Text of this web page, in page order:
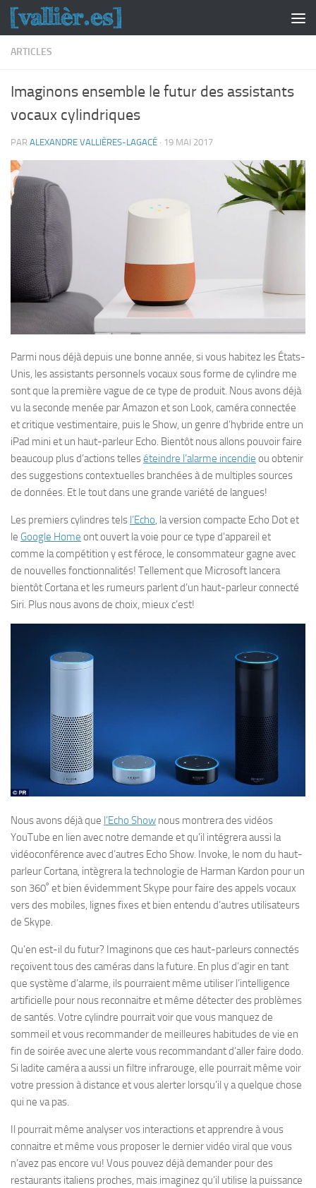
Skip to content
ARTICLES
Imaginons ensemble le futur des assistants
vocaux cylindriques
PAR ALEXANDRE VALLIÈRES-LAGACÉ · 19 MAI 2017
Parmi nous déjà depuis une bonne année, si vous habitez les États-
Unis, les assistants personnels vocaux sous forme de cylindre me
sont que la première vague de ce type de produit. Nous avons déjà
vu la seconde menée par Amazon et son Look, caméra connectée
et critique vestimentaire, puis le Show, un genre d’hybride entre un
iPad mini et un haut-parleur Echo. Bientôt nous allons pouvoir faire
beaucoup plus d’actions telleséteindre l’alarme incendie ou obtenir
des suggestions contextuelles branchées à de multiples sources
de données. Et le tout dans une grande variété de langues!
Les premiers cylindres tels l’Echo , la version compacte Echo Dot et
le Google Home ont ouvert la voie pour ce type d’appareil et
comme la compétition y est féroce, le consommateur gagne avec
de nouvelles fonctionnalités! Tellement que Microsoft lancera
bientôt Cortana et les rumeurs parlent d’un haut-parleur connecté
Siri. Plus nous avons de choix, mieux c’est!
Nous avons déjà que l’Echo Show nous montrera des vidéos
YouTube en lien avec notre demande et qu’il intégrera aussi la
vidéoconférence avec d’autres Echo Show. Invoke, le nom du haut-
parleur Cortana, intègrera la technologie de Harman Kardon pour un
son 360˚ et bien évidemment Skype pour faire des appels vocaux
vers des mobiles, lignes fixes et bien entendu d’autres utilisateurs
de Skype.
Qu’en est-il du futur? Imaginons que ces haut-parleurs connectés
reçoivent tous des caméras dans la future. En plus d’agir en tant
que système d’alarme, ils pourraient même utiliser l’intelligence
artificielle pour nous reconnaitre et même détecter des problèmes
de santés. Votre cylindre pourrait voir que vous manquez de
sommeil et vous recommander de meilleures habitudes de vie en
fin de soirée avec une alerte vous recommandant d’aller faire dodo.
Si ladite caméra a aussi un filtre infrarouge, elle pourrait même voir
votre pression à distance et vous alerter lorsqu’il y a quelque chose
qui ne va pas.
Il pourrait même analyser vos interactions et apprendre à vous
connaitre et même vous proposer le dernier vidéo viral que vous
n’avez pas encore vu! Vous pouvez déjà demander pour des
restaurants italiens proches, mais imaginez qu’il utilise la puissance